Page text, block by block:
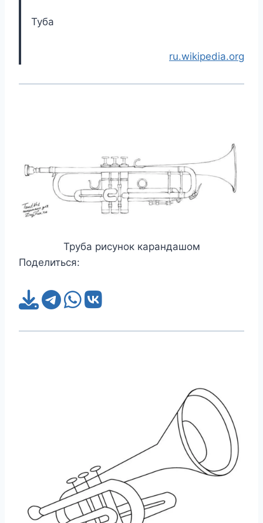
Туба
ru.wikipedia.org
Труба рисунок карандашом
Поделиться: